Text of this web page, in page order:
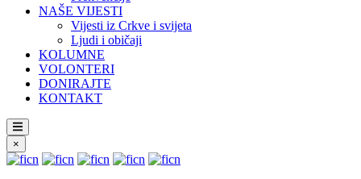
NAŠE VIJESTI
Vijesti iz Crkve i svijeta
Ljudi i običaji
KOLUMNE
VOLONTERI
DONIRAJTE
KONTAKT
×